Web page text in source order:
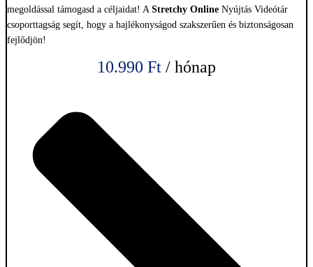
megoldással támogasd a céljaidat! A Stretchy Online Nyújtás Videótár
csoporttagság segít, hogy a hajlékonyságod szakszerűen és biztonságosan
fejlődjön!
10.990 Ft / hónap